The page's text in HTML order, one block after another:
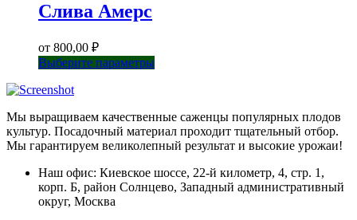
Слива Амерс
от 800,00 ₽
Выберите параметрыЭтот
вариаций.
Опции
можно
на
странице
Мы выращиваем качественные саженцы популярных плодов
культур. Посадочный материал проходит тщательный отбор.
Мы гарантируем великолепный результат и высокие урожаи!
Наш офис: Киевское шоссе, 22-й километр, 4, стр. 1,
корп. Б, район Солнцево, Западный административный
округ, Москва